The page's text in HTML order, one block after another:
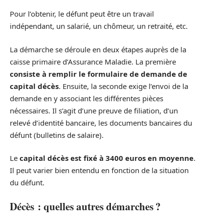
Pour l’obtenir, le défunt peut être un travail
indépendant, un salarié, un chômeur, un retraité, etc.
La démarche se déroule en deux étapes auprès de la
caisse primaire d’Assurance Maladie. La première
consiste à remplir le formulaire de demande de
capital décès. Ensuite, la seconde exige l’envoi de la
demande en y associant les différentes pièces
nécessaires. Il s’agit d’une preuve de filiation, d’un
relevé d’identité bancaire, les documents bancaires du
défunt (bulletins de salaire).
Le capital décès est fixé à 3400 euros en moyenne.
Il peut varier bien entendu en fonction de la situation
du défunt.
Décès : quelles autres démarches ?